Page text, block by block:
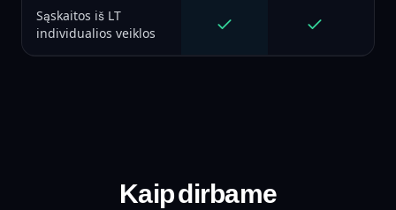
Sąskaitos iš LT
individualios veiklos
Kaip dirbame